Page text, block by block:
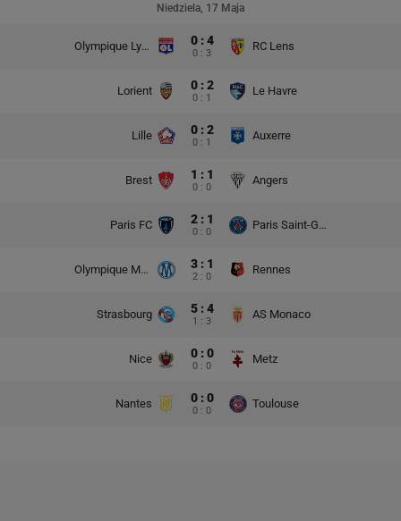
Niedziela, 17 Maja
Olympique Lyon 0 : 4
0 : 3
RC Lens
Lorient 0 : 2
0 : 1
Le Havre
Lille 0 : 2
0 : 1
Auxerre
Brest 1 : 1
0 : 0
Angers
Paris FC 2 : 1
0 : 0
Paris Saint-Germain
Olympique Marsylia 3 : 1
2 : 0
Rennes
Strasbourg 5 : 4
1 : 3
AS Monaco
Nice 0 : 0
0 : 0
Metz
Nantes 0 : 0
0 : 0
Toulouse